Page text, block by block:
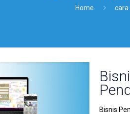
Home cara
Bisnis